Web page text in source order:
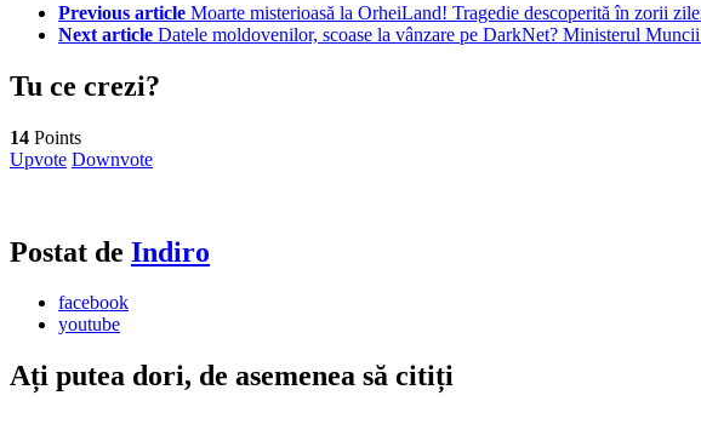
Previous article Moarte misterioasă la OrheiLand! Tragedie descoperită în zorii
Next article Datele moldovenilor, scoase la vânzare pe DarkNet? Ministerul
Tu ce crezi?
14 Points
Upvote Downvote
Postat de Indiro
facebook
youtube
Ați putea dori, de asemenea să citiți